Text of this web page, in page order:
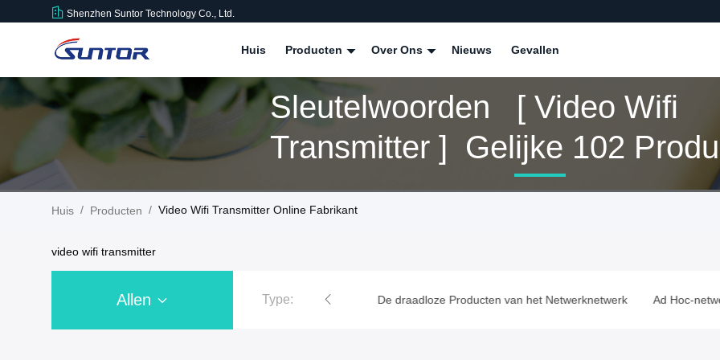
Shenzhen Suntor Technology Co., Ltd.
Huis Producten Over Ons Nieuws Gevallen
Sleutelwoorden [ Video Wifi
Transmitter ] Gelijke
Huis / Producten / Video Wifi Transmitter Online Fabrikant
video wifi transmitter
Allen Type:
UAV Gegevens - verbinding IP Mesh Network De draadloze Producten van het Netwerknetwerk Ad Hoc-netwerk